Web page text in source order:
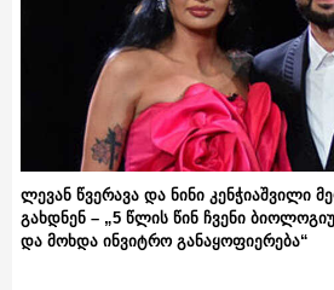
ლევან წვერავა და ნინი კენჭიაშვილი
გახდნენ – „5 წლის წინ ჩვენი
და მოხდა ინვიტრო განაყოფიერება“